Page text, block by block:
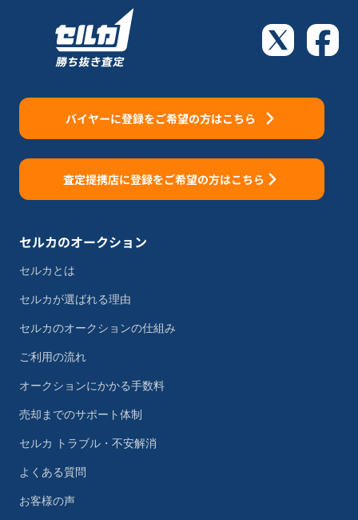
バイヤーに登録をご希望の方はこちら
査定提携店に登録をご希望の方はこちら
セルカのオークション
セルカとは
セルカが選ばれる理由
セルカのオークションの仕組み
ご利用の流れ
オークションにかかる手数料
売却までのサポート体制
セルカ トラブル・不安解消
よくある質問
お客様の声